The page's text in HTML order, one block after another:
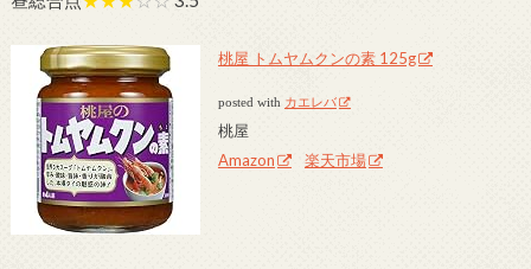
桃屋 トムヤムクンの素 125g
posted with カエレバ
桃屋
Amazon
楽天市場